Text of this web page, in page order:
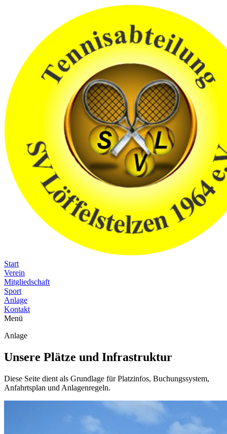
Start
Verein
Mitgliedschaft
Sport
Anlage
Kontakt
Menü
Anlage
Unsere Plätze und Infrastruktur
Diese Seite dient als Grundlage für Platzinfos, Buchungssystem,
Anfahrtsplan und Anlagenregeln.